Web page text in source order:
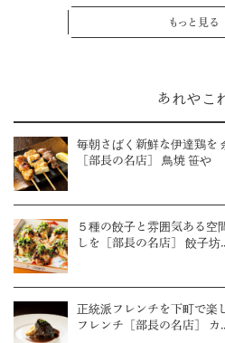
もっと見る
あれやこ
毎朝さばく新鮮な伊達鶏を
［部長の名店］ 鳥焼 笹や
５種の餃子と雰囲気ある空
しを［部長の名店］ 餃子坊
正統派フレンチを下町で楽
フレンチ［部長の名店］ カ